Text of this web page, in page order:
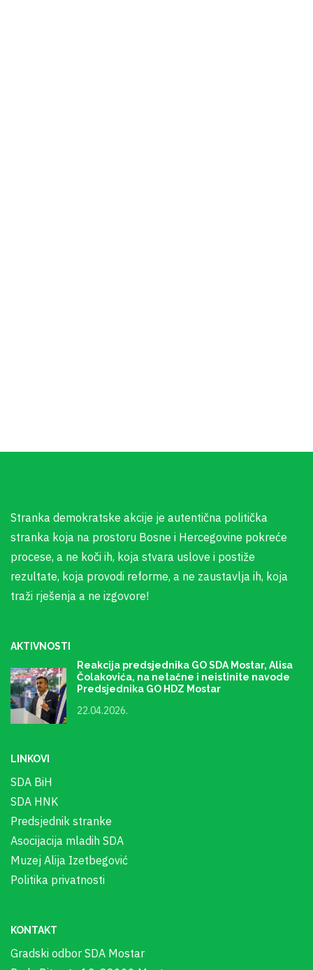
Stranka demokratske akcije je autentična politička
stranka koja na prostoru Bosne i Hercegovine pokreće
procese, a ne koči ih, koja stvara uslove i postiže
rezultate, koja provodi reforme, a ne zaustavlja ih, koja
traži rješenja a ne izgovore!
AKTIVNOSTI
Reakcija predsjednika GO SDA Mostar, Alisa
Čolakovića, na netačne i neistinite navode
Predsjednika GO HDZ Mostar
22.04.2026.
LINKOVI
SDA BiH
SDA HNK
Predsjednik stranke
Asocijacija mladih SDA
Muzej Alija Izetbegović
Politika privatnosti
KONTAKT
Gradski odbor SDA Mostar